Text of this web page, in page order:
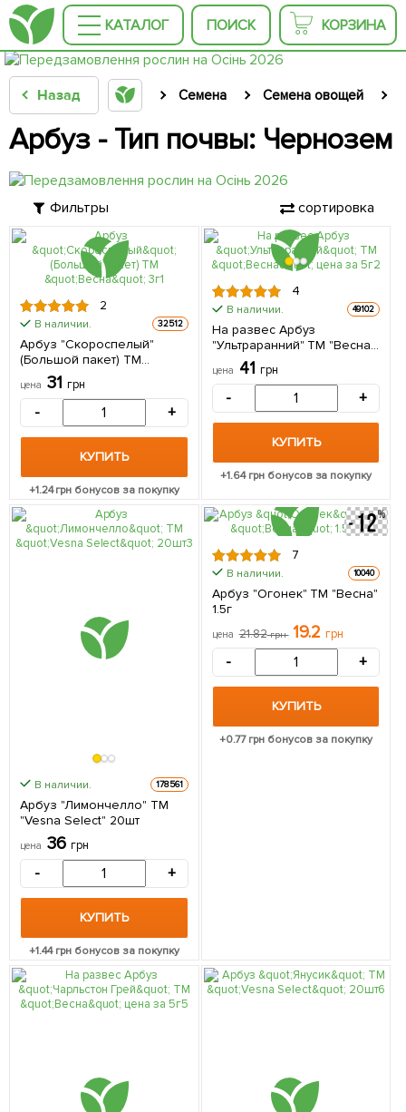
КАТАЛОГ ПОИСК КОРЗИНА
Назад Семена Семена овощей
Арбуз - Тип почвы: Чернозем
Фильтры сортировка
2
В наличии. 32512
Арбуз "Скороспелый"
(Большой пакет) ТМ
"Весна" 3г
цена 31 грн
- +
КУПИТЬ
+1.24грн бонусов за покупку
4
В наличии. 49102
На развес Арбуз
"Ультраранний" ТМ "Весна"
цена за 5г
цена 41 грн
- +
КУПИТЬ
+1.64грн бонусов за покупку
В наличии. 178561
Арбуз "Лимончелло" ТМ
"Vesna Select" 20шт
цена 36 грн
- +
КУПИТЬ
+1.44грн бонусов за покупку
7
В наличии. 10040
Арбуз "Огонек" ТМ "Весна"
1.5г
цена 21.82грн 19.2 грн
- +
КУПИТЬ
+0.77грн бонусов за покупку